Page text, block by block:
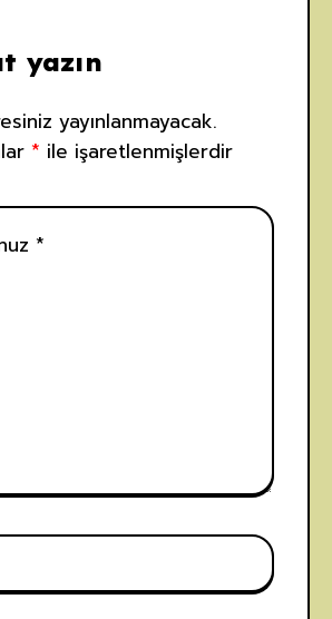
yazın
yayınlanmayacak.
* ile işaretlenmişlerdir